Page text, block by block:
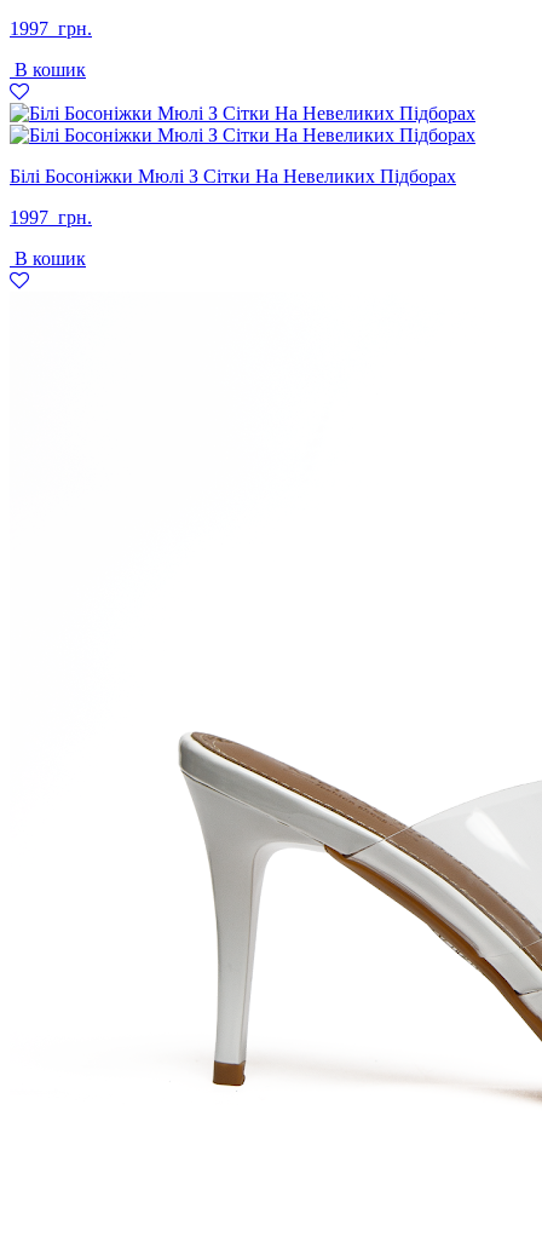
1997 грн.
В кошик
Білі Босоніжки Мюлі З Сітки На Невеликих Підборах
1997 грн.
В кошик